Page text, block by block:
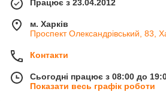
Працює з 23.04.2012
м. Харків
Проспект Олександрівський, 83,
Контакти
Сьогодні працює з 08:00 до
Показати весь графік роботи